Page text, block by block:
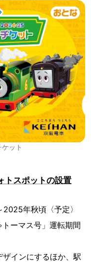
ット
トスポットの設置
年秋頃〈予定〉
ーマス号」運転期間
にするほか、駅